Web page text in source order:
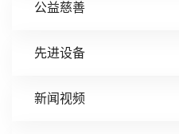
公益慈善
先进设备
新闻视频